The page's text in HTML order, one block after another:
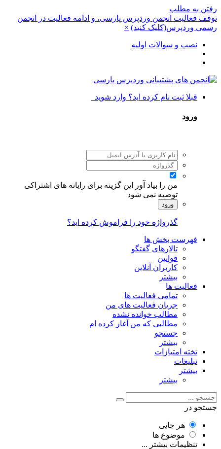
رفتن به مطلب
توقف فعالیت انجمن وردپرس پارسی، و ادامه فعالیت در انجمن
رسمی وردپرس(کلیک کنید) ×
نصب و سوالات اولیه
قبلا ثبت نام کرده اید؟ وارد شوید
ورود
من را بیاد آور
این گزینه برای رایانه های اشتراکی
توصیه نمی شود
ورود
گذرواژه خود را فراموش کرده اید؟
فهرست بخش ها
تالارهای گفتگو
قوانین
کاربران آنلاین
بیشتر
فعالیت ها
تمامی فعالیت ها
جریان فعالیت های من
مطالب خوانده نشده
مطالبی که من آغاز کرده ام
جستجو
بیشتر
تخته امتیازات
تبلیغات
بیشتر
بیشتر
جستجو در
هر جایی
موضوع ها
تنظیمات بیشتر ...